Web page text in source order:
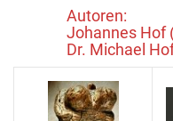
Autoren:
Johannes Hof
Dr. Michael